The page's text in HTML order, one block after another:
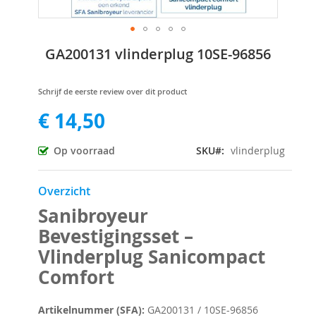
GA200131 vlinderplug 10SE-96856
Schrijf de eerste review over dit product
€ 14,50
Op voorraad SKU vlinderplug
Overzicht
Sanibroyeur
Bevestigingsset –
Vlinderplug Sanicompact
Comfort
Artikelnummer (SFA): GA200131 / 10SE-96856
naar
begin
de
afbeeldingen-
gallerij